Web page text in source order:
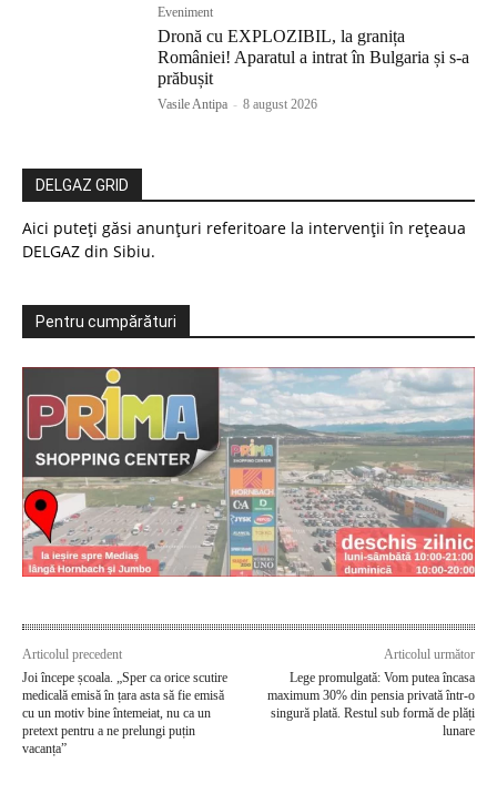
Eveniment
Dronă cu EXPLOZIBIL, la granița
României! Aparatul a intrat în Bulgaria și s-a
prăbușit
Vasile Antipa - 8 august 2026
DELGAZ GRID
Aici puteți găsi anunțuri referitoare la intervenții în rețeaua
DELGAZ din Sibiu.
Pentru cumpărături
Articolul precedent
Joi începe școala. „Sper ca orice scutire
medicală emisă în țara asta să fie emisă
cu un motiv bine întemeiat, nu ca un
pretext pentru a ne prelungi puțin
vacanța”
Articolul următor
Lege promulgată: Vom putea încasa
maximum 30% din pensia privată într-o
singură plată. Restul sub formă de plăți
lunare